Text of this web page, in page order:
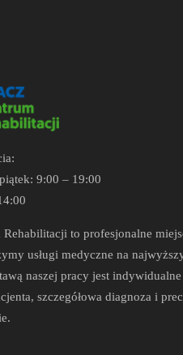
9:00 – 19:00
Rehabilitacji to profesjonalne
usługi medyczne na
naszej pracy jest indywidualne
szczegółowa diagnoza i